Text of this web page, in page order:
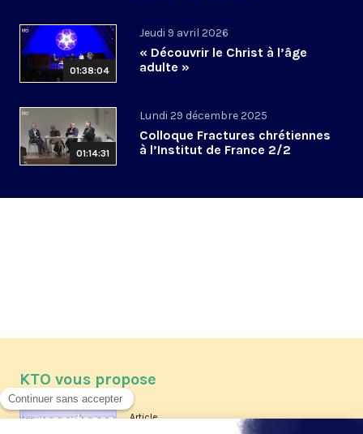
01:38:04
Jeudi 9 avril 2026
« Découvrir le Christ à l’âge
adulte »
01:14:31
Lundi 29 décembre 2025
Colloque Fractures chrétiennes
à l’Institut de France 2/2
KTO vous propose
Article